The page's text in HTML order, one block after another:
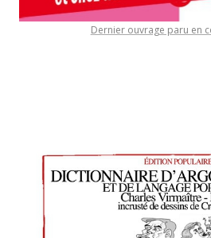
Dernier ouvrage paru en